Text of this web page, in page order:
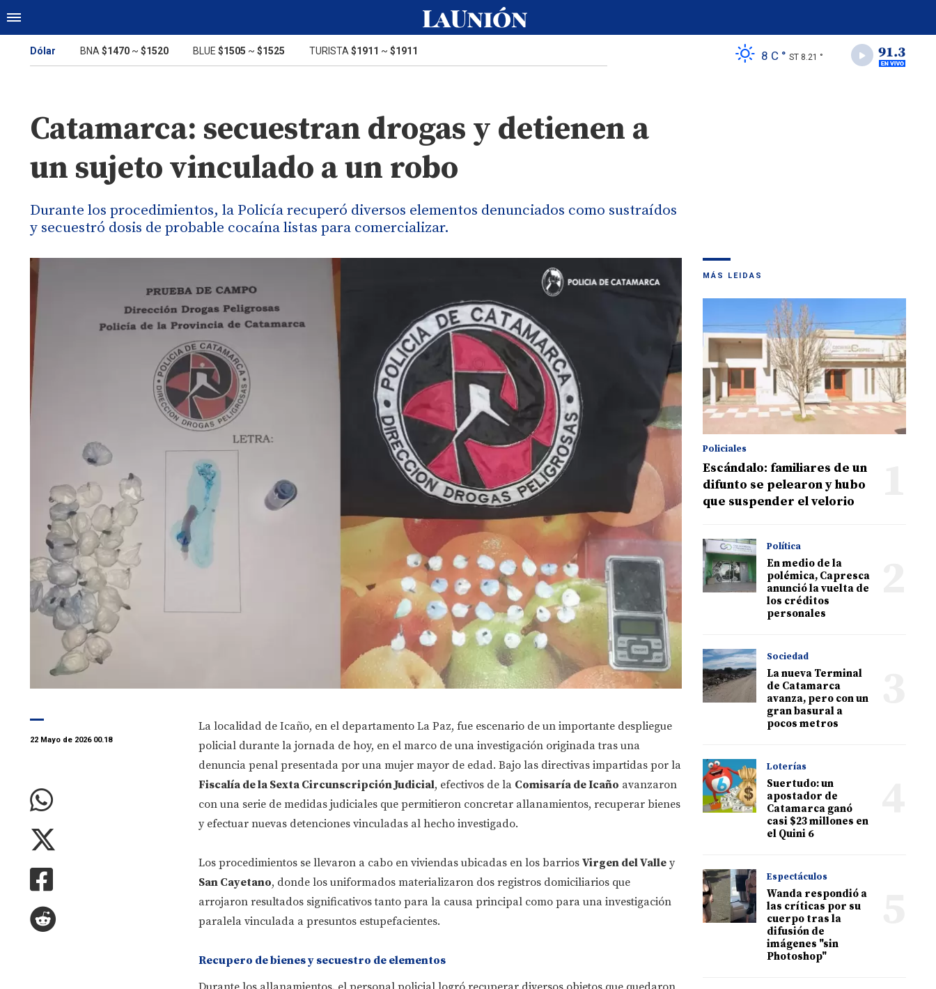
Dólar BNA $1470 ~ $1520 BLUE $1505 ~ $1525 TURISTA $1911 ~ $1911 8 C ° ST 8.21 °
Catamarca: secuestran drogas y detienen a
un sujeto vinculado a un robo
Durante los procedimientos, la Policía recuperó diversos elementos denunciados como sustraídos
y secuestró dosis de probable cocaína listas para comercializar.
22 Mayo de 2026 00.18
La localidad de Icaño, en el departamento La Paz, fue escenario de un importante despliegue
policial durante la jornada de hoy, en el marco de una investigación originada tras una
denuncia penal presentada por una mujer mayor de edad. Bajo las directivas impartidas por la
Fiscalía de la Sexta Circunscripción Judicial, efectivos de la Comisaría de Icaño avanzaron
con una serie de medidas judiciales que permitieron concretar allanamientos, recuperar bienes
y efectuar nuevas detenciones vinculadas al hecho investigado.
Los procedimientos se llevaron a cabo en viviendas ubicadas en los barrios Virgen del Valley
San Cayetano, donde los uniformados materializaron dos registros domiciliarios que
arrojaron resultados significativos tanto para la causa principal como para una investigación
paralela vinculada a presuntos estupefacientes.
Recupero de bienes y secuestro de elementos
MÁS LEIDAS
Policiales
Escándalo: familiares de un
difunto se pelearon y hubo
que suspender el velorio
Política
En medio de la
polémica, Capresca
anunció la vuelta de
los créditos
personales
Sociedad
La nueva Terminal
de Catamarca
avanza, pero con un
gran basural a
pocos metros
Loterías
Suertudo: un
apostador de
Catamarca ganó
casi $23 millones en
el Quini 6
Espectáculos
Wanda respondió a
las críticas por su
cuerpo tras la
difusión de
imágenes "sin
Photoshop"